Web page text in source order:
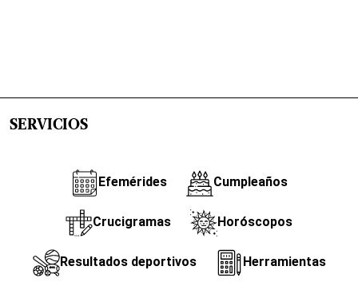
SERVICIOS
Efemérides Cumpleaños
Crucigramas Horóscopos
Resultados deportivos Herramientas